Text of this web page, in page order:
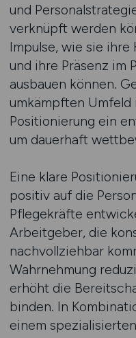
und
verknüpft werden
Impulse, wie sie
und ihre Präsenz im
ausbauen können.
umkämpften Umfeld
Positionierung ein
um dauerhaft
Eine klare
positiv auf die
Pflegekräfte
Arbeitgeber, die
nachvollziehbar
Wahrnehmung
erhöht die
binden. In
einem